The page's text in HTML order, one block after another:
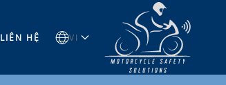
LIÊN HỆ VI